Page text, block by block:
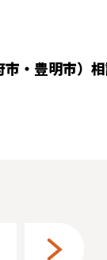
・豊明市）